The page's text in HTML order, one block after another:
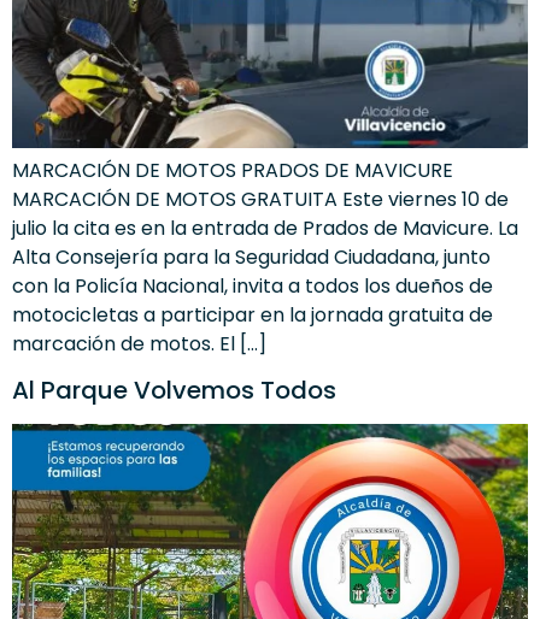
MARCACIÓN DE MOTOS PRADOS DE MAVICURE
MARCACIÓN DE MOTOS GRATUITA Este viernes 10 de
julio la cita es en la entrada de Prados de Mavicure. La
Alta Consejería para la Seguridad Ciudadana, junto
con la Policía Nacional, invita a todos los dueños de
motocicletas a participar en la jornada gratuita de
marcación de motos. El […]
Al Parque Volvemos Todos